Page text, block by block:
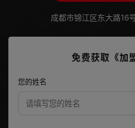
成都市锦江区东大路16
免费获取《加
您的姓名